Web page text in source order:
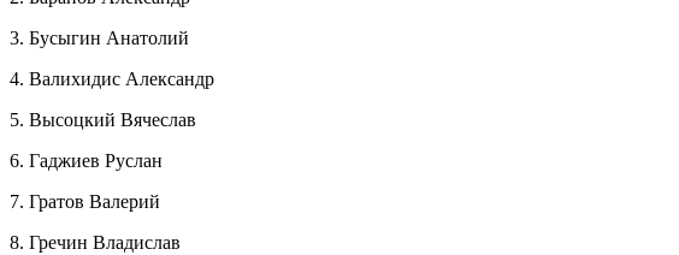
3. Бусыгин Анатолий
4. Валихидис Александр
5. Высоцкий Вячеслав
6. Гаджиев Руслан
7. Гратов Валерий
8. Гречин Владислав